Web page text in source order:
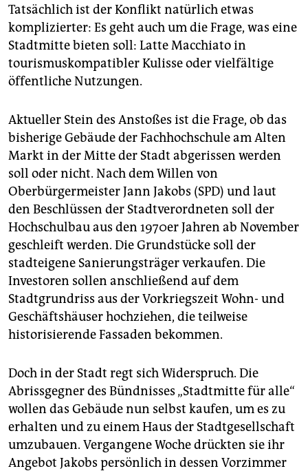
Tatsächlich ist der Konflikt natürlich etwas
komplizierter: Es geht auch um die Frage, was eine
Stadtmitte bieten soll: Latte Macchiato in
tourismuskompatibler Kulisse oder vielfältige
öffentliche Nutzungen.
Aktueller Stein des Anstoßes ist die Frage, ob das
bisherige Gebäude der Fachhochschule am Alten
Markt in der Mitte der Stadt abgerissen werden
soll oder nicht. Nach dem Willen von
Oberbürgermeister Jann Jakobs (SPD) und laut
den Beschlüssen der Stadtverordneten soll der
Hochschulbau aus den 1970er Jahren ab November
geschleift werden. Die Grundstücke soll der
stadteigene Sanierungsträger verkaufen. Die
Investoren sollen anschließend auf dem
Stadtgrundriss aus der Vorkriegszeit Wohn- und
Geschäftshäuser hochziehen, die teilweise
historisierende Fassaden bekommen.
Doch in der Stadt regt sich Widerspruch. Die
Abrissgegner des Bündnisses „Stadtmitte für alle“
wollen das Gebäude nun selbst kaufen, um es zu
erhalten und zu einem Haus der Stadtgesellschaft
umzubauen. Vergangene Woche drückten sie ihr
Angebot Jakobs persönlich in dessen Vorzimmer